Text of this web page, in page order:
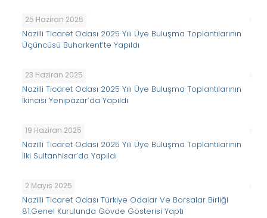
25 Haziran 2025
Nazilli Ticaret Odası 2025 Yılı Üye Buluşma Toplantılarının
Üçüncüsü Buharkent’te Yapıldı
23 Haziran 2025
Nazilli Ticaret Odası 2025 Yılı Üye Buluşma Toplantılarının
İkincisi Yenipazar’da Yapıldı
19 Haziran 2025
Nazilli Ticaret Odası 2025 Yılı Üye Buluşma Toplantılarının
İlki Sultanhisar’da Yapıldı
2 Mayıs 2025
Nazilli Ticaret Odası Türkiye Odalar Ve Borsalar Birliği
81.Genel Kurulunda Gövde Gösterisi Yaptı